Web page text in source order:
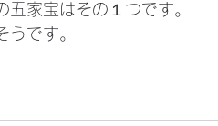
家宝はその１つです。
です。